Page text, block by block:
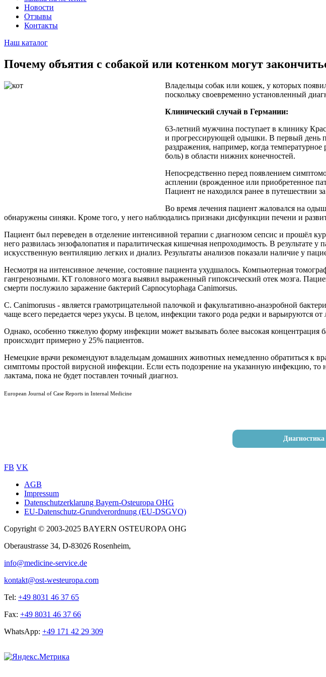
Новости
Отзывы
Контакты
Наш каталог
Почему объятия с собакой или котенком могут
Владельцы собак или кошек, у которых
поскольку своевременно установленный
Клинический случай в Германии:
63-летний мужчина поступает в клинику
и прогрессирующей одышки. В первый день
раздражения, например, когда
боль) в области нижних конечностей.
Непосредственно перед появлением
асплении (врожденное или приобретенное
Пациент не находился ранее в путешествии
Во время лечения пациент жаловался на
обнаружены синяки. Кроме того, у него наблюдались признаки дисфункции печени и
Пациент был переведен в отделение интенсивной терапии с диагнозом сепсис и прошёл
него развилась энзофалопатия и паралитическая кишечная непроходимость. В результате
искусственную вентиляцию легких и диализ. Результаты анализов показали наличие у
Несмотря на интенсивное лечение, состояние пациента ухудшалось. Компьютерная
гангренозными. КТ головного мозга выявил выраженный гипоксический отек мозга.
смерти послужило заражение бактерий Capnocytophaga Canimorsus.
C. Сanimorusus - является грамотрицательной палочкой и факультативно-анаэробной
чаще всего передается через укусы. В целом, инфекции такого рода редки и варьируются
Однако, особенно тяжелую форму инфекции может вызывать более высокая
происходит примерно у 25% пациентов.
Немецкие врачи рекомендуют владельцам домашних животных немедленно обратиться к
симптомы простой вирусной инфекции. Если есть подозрение на указанную инфекцию, то
лактама, пока не будет поставлен точный диагноз.
European Journal of Case Reports in Internal Medicine
FB VK
Sub
footer
AGB
Impressum
Datenschutzerklarung Bayern-Osteuropa OHG
EU-Datenschutz-Grundverordnung (EU-DSGVO)
Copyright © 2003-2025 BAYERN OSTEUROPA OHG
Oberaustrasse 34, D-83026 Rosenheim,
info@medicine-service.de
kontakt@ost-westeuropa.com
Tel: +49 8031 46 37 65
Fax: +49 8031 46 37 66
WhatsApp: +49 171 42 29 309